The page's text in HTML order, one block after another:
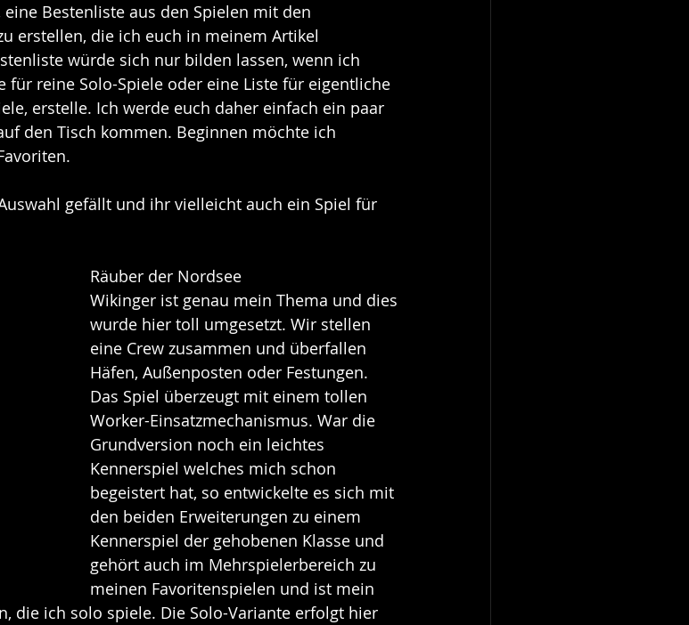
Bestenliste aus den Spielen mit den
erstellen, die ich euch in meinem Artikel
würde sich nur bilden lassen, wenn ich
für reine Solo-Spiele oder eine Liste für eigentliche
erstelle. Ich werde euch daher einfach ein paar
den Tisch kommen. Beginnen möchte ich
gefällt und ihr vielleicht auch ein Spiel für
Räuber der Nordsee
Wikinger ist genau mein Thema und dies
wurde hier toll umgesetzt. Wir stellen
eine Crew zusammen und überfallen
Häfen, Außenposten oder Festungen.
Das Spiel überzeugt mit einem tollen
Worker-Einsatzmechanismus. War die
Grundversion noch ein leichtes
Kennerspiel welches mich schon
begeistert hat, so entwickelte es sich mit
den beiden Erweiterungen zu einem
Kennerspiel der gehobenen Klasse und
gehört auch im Mehrspielerbereich zu
meinen Favoritenspielen und ist mein
die ich solo spiele. Die Solo-Variante erfolgt hier